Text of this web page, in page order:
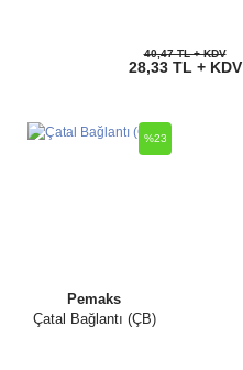
40,47 TL + KDV
28,33 TL + KDV
Pemaks
Çatal Bağlantı (ÇB)
%23